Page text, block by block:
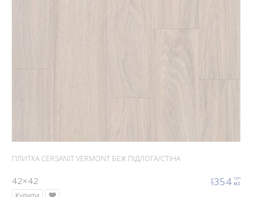
ПЛИТКА CERSANIT VERMONT БЕЖ ПІДЛОГА/СТІНА
42×42 ціна354 грн
м2